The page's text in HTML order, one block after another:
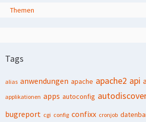
Themen
Tags
alias anwendungen apache apache2 api
applikationen apps autoconfig
bugreport cgi config confixx cronjob